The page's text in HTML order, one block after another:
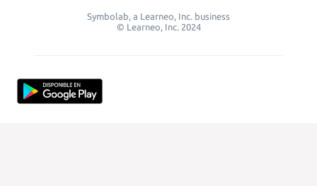
Symbolab, a Learneo, Inc. business
© Learneo, Inc. 2024